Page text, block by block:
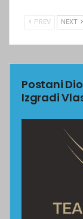
PREV NEXT
Postani
Izgradi